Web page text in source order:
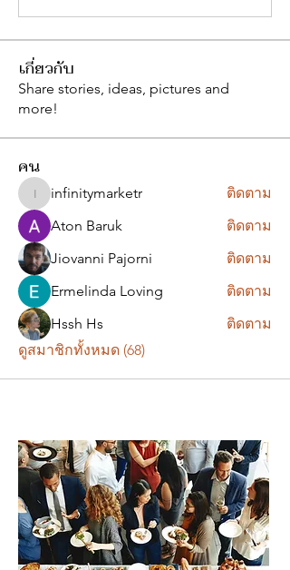
เกี่ยวกับ
Share stories, ideas, pictures and
more!
คน
infinitymarketr
infinitymarketr
ติดตาม
Aton Baruk
ติดตาม
Jiovanni Pajorni
ติดตาม
Ermelinda Loving
ติดตาม
Hssh Hs
ติดตาม
ดูสมาชิกทั้งหมด (68)